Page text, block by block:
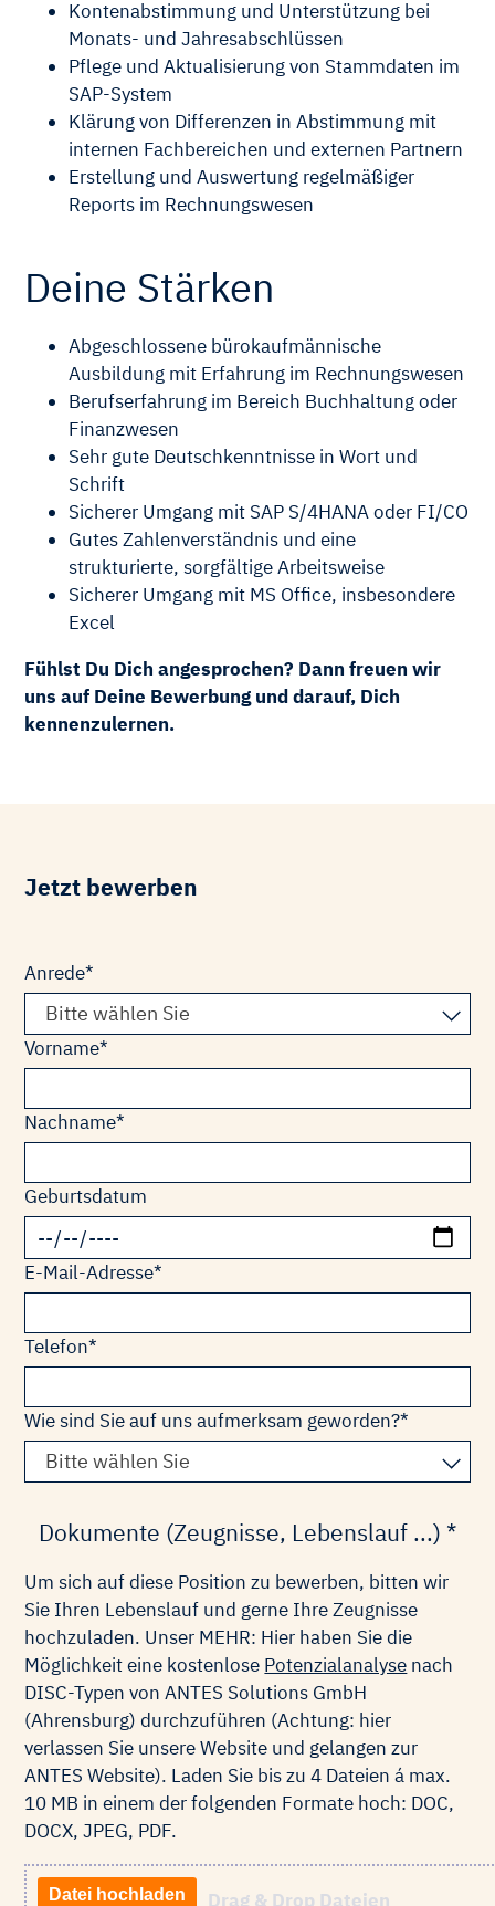
Kontenabstimmung und Unterstützung bei
Monats- und Jahresabschlüssen
Pflege und Aktualisierung von Stammdaten im
SAP-System
Klärung von Differenzen in Abstimmung mit
internen Fachbereichen und externen Partnern
Erstellung und Auswertung regelmäßiger
Reports im Rechnungswesen
Deine Stärken
Abgeschlossene bürokaufmännische
Ausbildung mit Erfahrung im Rechnungswesen
Berufserfahrung im Bereich Buchhaltung oder
Finanzwesen
Sehr gute Deutschkenntnisse in Wort und
Schrift
Sicherer Umgang mit SAP S/4HANA oder FI/CO
Gutes Zahlenverständnis und eine
strukturierte, sorgfältige Arbeitsweise
Sicherer Umgang mit MS Office, insbesondere
Excel
Fühlst Du Dich angesprochen? Dann freuen wir
uns auf Deine Bewerbung und darauf, Dich
kennenzulernen.
Jetzt bewerben
Pflichtfeld
Anrede*
Bitte wählen Sie
Pflichtfeld
Vorname*
Pflichtfeld
Nachname*
Geburtsdatum
Pflichtfeld
E-Mail-Adresse*
Pflichtfeld
Telefon*
Pflichtfeld
Wie sind Sie auf uns aufmerksam geworden?*
Bitte wählen Sie
Dokumente (Zeugnisse, Lebenslauf ...) *
Um sich auf diese Position zu bewerben, bitten wir
Sie Ihren Lebenslauf und gerne Ihre Zeugnisse
hochzuladen. Unser MEHR: Hier haben Sie die
Möglichkeit eine kostenlose Potenzialanalyse nach
DISC-Typen von ANTES Solutions GmbH
(Ahrensburg) durchzuführen (Achtung: hier
verlassen Sie unsere Website und gelangen zur
ANTES Website). Laden Sie bis zu 4 Dateien á max.
10 MB in einem der folgenden Formate hoch: DOC,
DOCX, JPEG, PDF.
Datei hochladen Drag & Drop Dateien